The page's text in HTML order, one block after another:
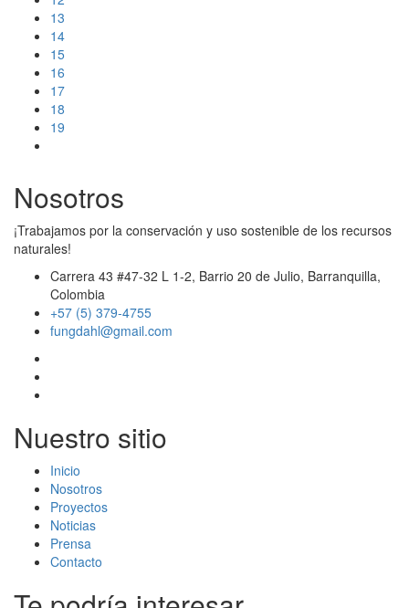
13
14
15
16
17
18
19
Nosotros
¡Trabajamos por la conservación y uso sostenible de los recursos
naturales!
Carrera 43 #47-32 L 1-2, Barrio 20 de Julio, Barranquilla,
Colombia
+57 (5) 379-4755
fungdahl@gmail.com
Nuestro sitio
Inicio
Nosotros
Proyectos
Noticias
Prensa
Contacto